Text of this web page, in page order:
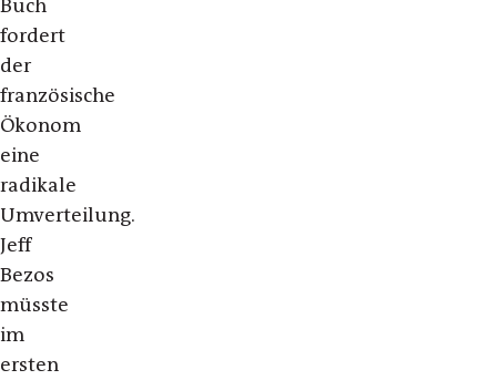
Buch
fordert
der
französische
Ökonom
eine
radikale
Umverteilung.
Jeff
Bezos
müsste
im
ersten